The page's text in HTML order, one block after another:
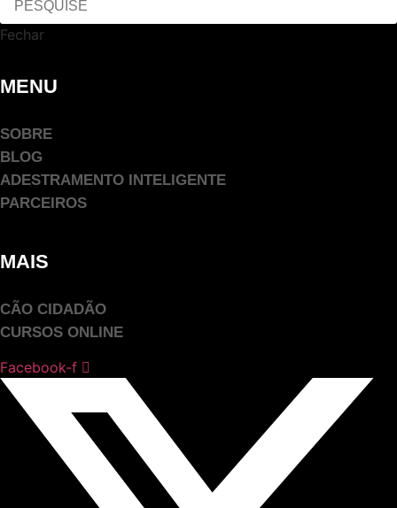
Fechar
MENU
SOBRE
BLOG
ADESTRAMENTO INTELIGENTE
PARCEIROS
MAIS
CÃO CIDADÃO
CURSOS ONLINE
Facebook-f